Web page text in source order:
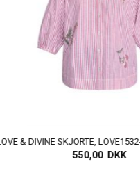
550,00 DKK